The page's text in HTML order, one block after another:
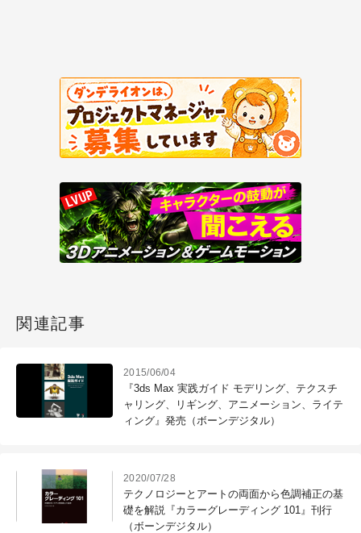
関連記事
2015/06/04
『3ds Max 実践ガイド モデリング、テクスチ
ャリング、リギング、アニメーション、ライテ
ィング』発売（ボーンデジタル）
2020/07/28
テクノロジーとアートの両面から色調補正の基
礎を解説『カラーグレーディング 101』刊行
（ボーンデジタル）